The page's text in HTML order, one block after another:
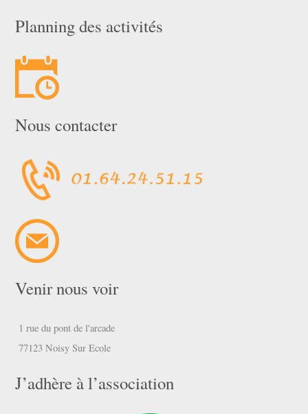
Planning des activités
Nous contacter
Venir nous voir
1 rue du pont de l'arcade
77123 Noisy Sur Ecole
J’adhère à l’association